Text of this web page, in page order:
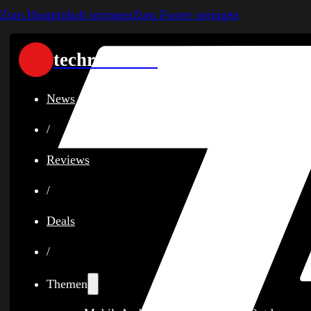
Zum Hauptinhalt springenZum Footer springen
techreviewer
News
/
Reviews
/
Deals
/
Themen